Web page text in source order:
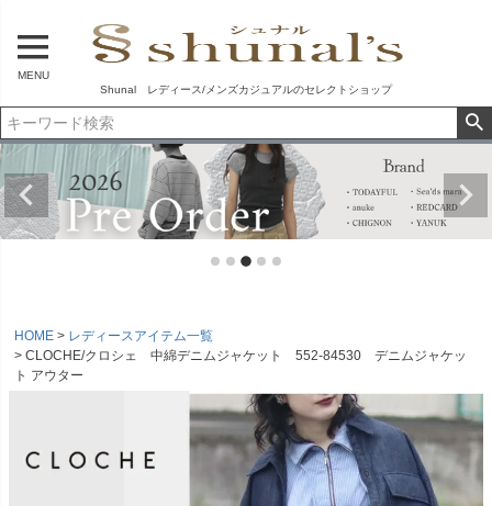
MENU
Shunal レディース/メンズカジュアルのセレクトショップ
HOME
レディースアイテム一覧
CLOCHE/クロシェ 中綿デニムジャケット 552-84530 デニムジャケッ
ト アウター